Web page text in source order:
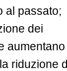
al passato;
dei
aumentano
riduzione